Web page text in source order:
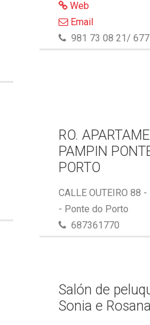
Web
Email
981 73 08 21/
RO.
PAMPIN
PORTO
CALLE OUTEIRO 88 -
- Ponte do Porto
687361770
Salón de
Sonia e Rosana